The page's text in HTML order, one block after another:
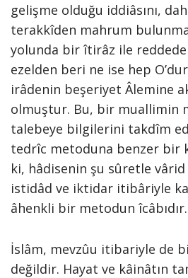
gelişme olduğu iddiâsını,
terakkîden mahrum
yolunda bir îtirâz ile
ezelden beri ne ise hep
irâdenin beşeriyet Âlemine
olmuştur. Bu, bir muallimin
talebeye bilgilerini takdîm
tedrîc metoduna benzer bir
ki, hâdisenin şu sûretle vârid
istidâd ve iktidar itibâriyle
âhenkli bir metodun îcâbıdır.
İslâm, mevzûu itibariyle de
değildir. Hayat ve kâinâtın